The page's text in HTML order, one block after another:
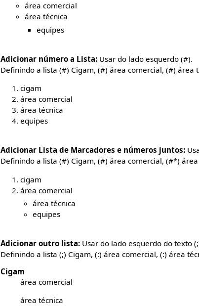
área comercial
área técnica
equipes
Adicionar número a Lista: Usar do lado esquerdo (#).
Definindo a lista (#) Cigam, (#) área comercial, (#)
cigam
área comercial
área técnica
equipes
Adicionar Lista de Marcadores e números juntos:
Definindo a lista (#) Cigam, (#) área comercial, (#*)
cigam
área comercial
área técnica
equipes
Adicionar outro lista: Usar do lado esquerdo do texto
Definindo a lista (;) Cigam, (:) área comercial, (:) área
Cigam
área comercial
área técnica